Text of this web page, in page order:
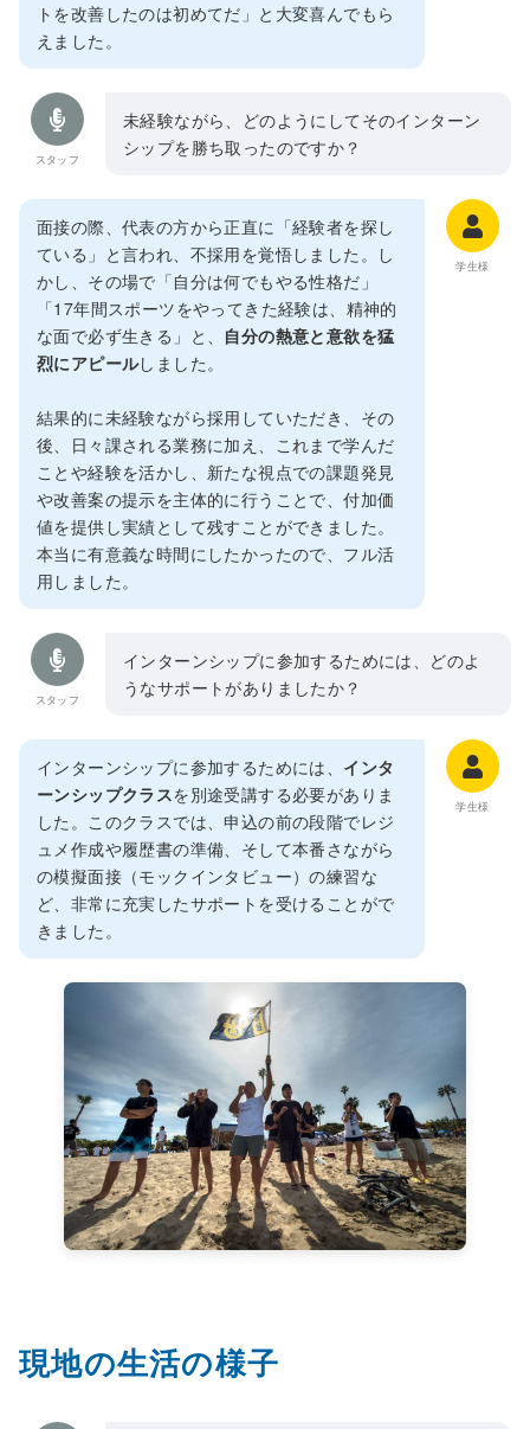
トを改善したのは初めてだ」と大変喜んでもら
えました。
スタッフ
未経験ながら、どのようにしてそのインターン
シップを勝ち取ったのですか？
学生様
面接の際、代表の方から正直に「経験者を探し
ている」と言われ、不採用を覚悟しました。し
かし、その場で「自分は何でもやる性格だ」
「17年間スポーツをやってきた経験は、精神的
な面で必ず生きる」と、 自分の熱意と意欲を猛
烈にアピールしました。
結果的に未経験ながら採用していただき、その
後、日々課される業務に加え、これまで学んだ
ことや経験を活かし、新たな視点での課題発見
や改善案の提示を主体的に行うことで、付加価
値を提供し実績として残すことができました。
本当に有意義な時間にしたかったので、フル活
用しました。
スタッフ
インターンシップに参加するためには、どのよ
うなサポートがありましたか？
学生様
インターンシップに参加するためには、 インタ
ーンシップクラスを別途受講する必要がありま
した。このクラスでは、申込の前の段階でレジ
ュメ作成や履歴書の準備、そして本番さながら
の模擬面接（モックインタビュー）の練習な
ど、非常に充実したサポートを受けることがで
きました。
現地の生活の様子